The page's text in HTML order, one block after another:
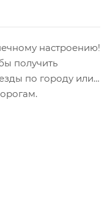
настроению!
получить
по городу или
собран
работают